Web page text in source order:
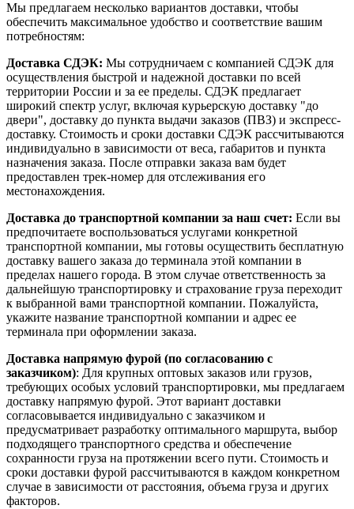
Мы предлагаем несколько вариантов доставки, чтобы
обеспечить максимальное удобство и соответствие вашим
потребностям:
Доставка СДЭК: Мы сотрудничаем с компанией СДЭК для
осуществления быстрой и надежной доставки по всей
территории России и за ее пределы. СДЭК предлагает
широкий спектр услуг, включая курьерскую доставку "до
двери", доставку до пункта выдачи заказов (ПВЗ) и экспресс-
доставку. Стоимость и сроки доставки СДЭК рассчитываются
индивидуально в зависимости от веса, габаритов и пункта
назначения заказа. После отправки заказа вам будет
предоставлен трек-номер для отслеживания его
местонахождения.
Доставка до транспортной компании за наш счет: Если вы
предпочитаете воспользоваться услугами конкретной
транспортной компании, мы готовы осуществить бесплатную
доставку вашего заказа до терминала этой компании в
пределах нашего города. В этом случае ответственность за
дальнейшую транспортировку и страхование груза переходит
к выбранной вами транспортной компании. Пожалуйста,
укажите название транспортной компании и адрес ее
терминала при оформлении заказа.
Доставка напрямую фурой (по согласованию с
заказчиком): Для крупных оптовых заказов или грузов,
требующих особых условий транспортировки, мы предлагаем
доставку напрямую фурой. Этот вариант доставки
согласовывается индивидуально с заказчиком и
предусматривает разработку оптимального маршрута, выбор
подходящего транспортного средства и обеспечение
сохранности груза на протяжении всего пути. Стоимость и
сроки доставки фурой рассчитываются в каждом конкретном
случае в зависимости от расстояния, объема груза и других
факторов.